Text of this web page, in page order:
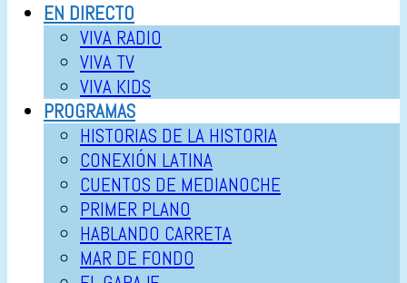
EN DIRECTO
VIVA RADIO
VIVA TV
VIVA KIDS
PROGRAMAS
HISTORIAS DE LA HISTORIA
CONEXIÓN LATINA
CUENTOS DE MEDIANOCHE
PRIMER PLANO
HABLANDO CARRETA
MAR DE FONDO